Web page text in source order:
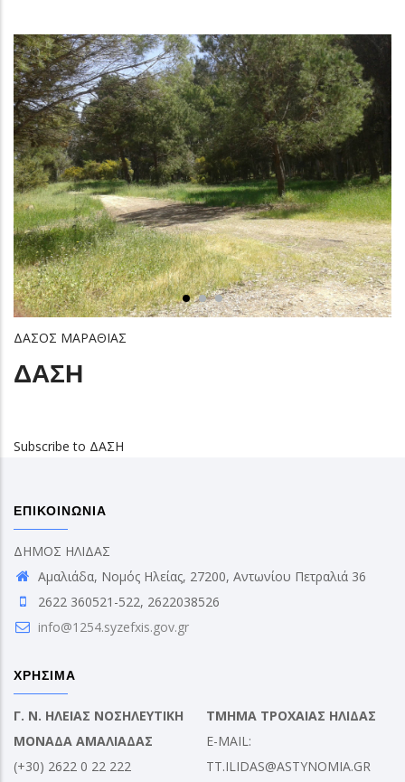
ΔΑΣΟΣ ΜΑΡΑΘΙΑΣ
ΔΑΣΗ
Subscribe to ΔΑΣΗ
ΕΠΙΚΟΙΝΩΝΙΑ
ΔΗΜΟΣ ΗΛΙΔΑΣ
Αμαλιάδα, Νομός Ηλείας, 27200, Αντωνίου Πετραλιά 36
2622 360521-522, 2622038526
info@1254.syzefxis.gov.gr
ΧΡΗΣΙΜΑ
Γ. Ν. ΗΛΕΙΑΣ ΝΟΣΗΛΕΥΤΙΚΗ
ΜΟΝΑΔΑ ΑΜΑΛΙΑΔΑΣ
(+30) 2622 0 22 222
ΤΜΗΜΑ ΤΡΟΧΑΙΑΣ ΗΛΙΔΑΣ
E-MAIL:
TT.ILIDAS@ASTYNOMIA.GR